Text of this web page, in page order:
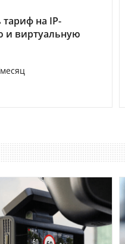
на IP-
и виртуальную